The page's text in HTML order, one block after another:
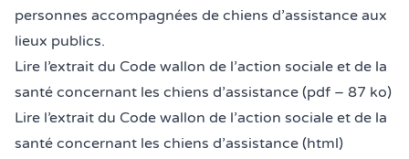
personnes accompagnées de chiens d’assistance aux
lieux publics.
Lire l’extrait du Code wallon de l’action sociale et de la
santé concernant les chiens d’assistance (pdf – 87 ko)
Lire l’extrait du Code wallon de l’action sociale et de la
santé concernant les chiens d’assistance (html)